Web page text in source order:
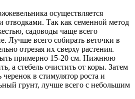
осуществляется
отводками. Так как семенной метод
садоводы чаще всего
Лучше всего собирать веточки в
отрезая их сверху растения.
примерно 15-20 см. Нижнюю
а стебель очистить от коры. Затем
черенок в стимулятор роста и
грунт, лучше всего с небольшим